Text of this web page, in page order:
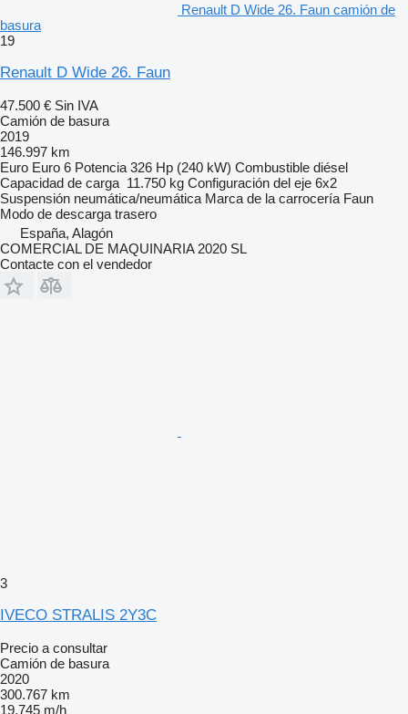
Renault D Wide 26. Faun camión de
basura
19
Renault D Wide 26. Faun
47.500 € Sin IVA
Camión de basura
2019
146.997 km
Euro Euro 6 Potencia 326 Hp (240 kW) Combustible diésel
Capacidad de carga 11.750 kg Configuración del eje 6x2
Suspensión neumática/neumática Marca de la carrocería Faun
Modo de descarga trasero
España, Alagón
COMERCIAL DE MAQUINARIA 2020 SL
Contacte con el vendedor
3
IVECO STRALIS 2Y3C
Precio a consultar
Camión de basura
2020
300.767 km
19.745 m/h